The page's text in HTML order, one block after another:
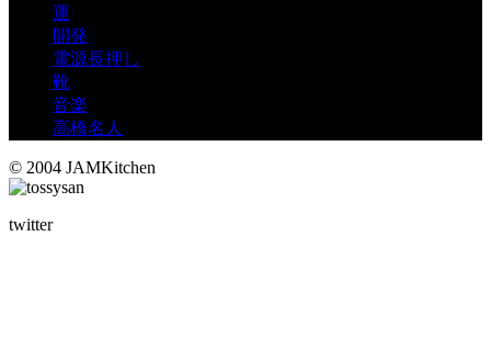
運
開発
電源長押し
靴
音楽
高橋名人
© 2004 JAMKitchen
twitter